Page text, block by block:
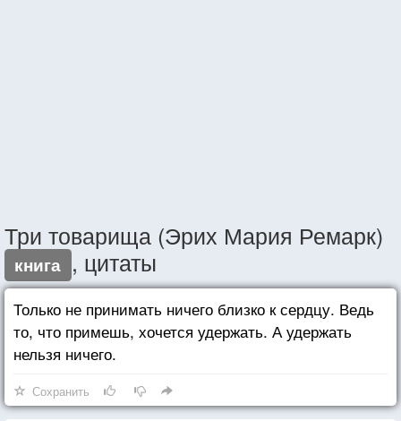
Три товарища (Эрих Мария Ремарк)
книга , цитаты
Только не принимать ничего близко к сердцу. Ведь
то, что примешь, хочется удержать. А удержать
нельзя ничего.
Сохранить